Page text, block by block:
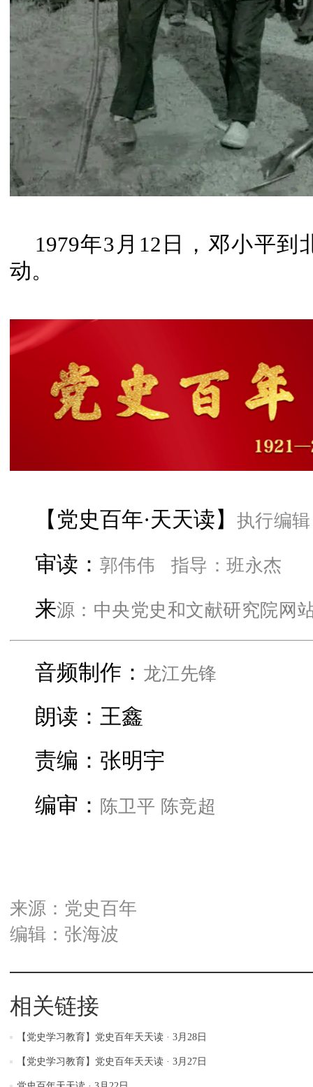
1979年3月12日，邓小平
动。
【党史百年·天天读】 执行编
审读： 郭伟伟 指导：班永杰
来源：中央党史和文献研究院网
音频制作： 龙江先锋
朗读：王鑫
责编：张明宇
编审： 陈卫平 陈竞超
来源：党史百年
编辑：张海波
相关链接
【党史学习教育】党史百年天天读 · 3月28日
【党史学习教育】党史百年天天读 · 3月27日